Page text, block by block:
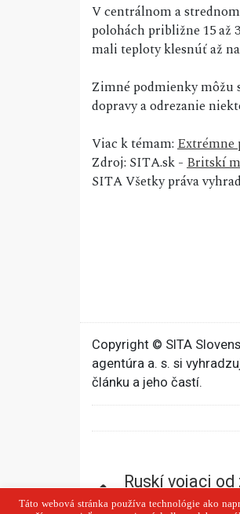
V centrálnom a
polohách približne 15 až
mali teploty klesnúť až
Zimné podmienky môžu
dopravy a odrezanie
Viac k témam:Extrémne
Zdroj: SITA.sk -Britskí
SITA Všetky práva
Copyright © SITA
agentúra a. s. si
článku a jeho častí.
Ruskí vojaci
o viac